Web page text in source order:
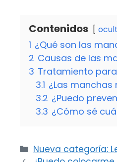
Contenidos
1 ¿Qué son las
2 Causas de las
3 Tratamiento
3.1 ¿Las
3.2 ¿Puedo
3.3 ¿Cómo sé
Categorías
Nueva categoría: